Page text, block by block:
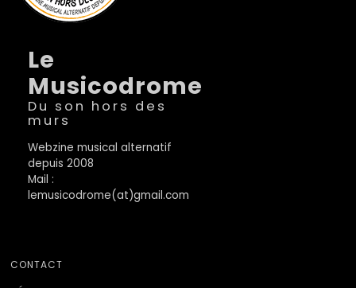
Le
Musicodrome
Du son hors des
murs
Webzine musical alternatif
depuis 2008
Mail :
lemusicodrome(at)gmail.com
CONTACT